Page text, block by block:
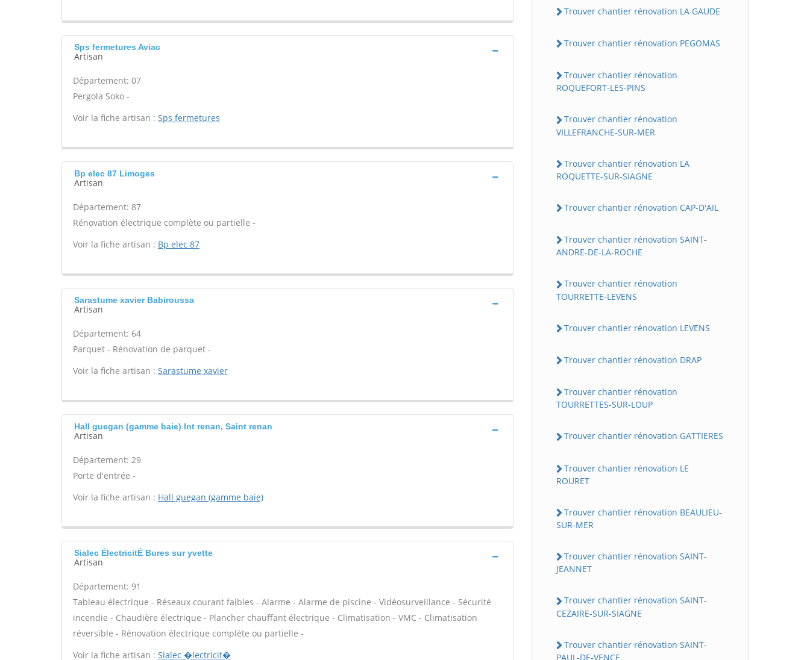
Sps fermetures Aviac
Artisan
Département: 07
Pergola Soko -
Voir la fiche artisan : Sps fermetures
Bp elec 87 Limoges
Artisan
Département: 87
Rénovation électrique complète ou partielle -
Voir la fiche artisan : Bp elec 87
Sarastume xavier Babiroussa
Artisan
Département: 64
Parquet - Rénovation de parquet -
Voir la fiche artisan : Sarastume xavier
Hall guegan (gamme baie) Int renan, Saint renan
Artisan
Département: 29
Porte d'entrée -
Voir la fiche artisan : Hall guegan (gamme baie)
Sialec ÉlectricitÉ Bures sur yvette
Artisan
Département: 91
Tableau électrique - Réseaux courant faibles - Alarme - Alarme de piscine - Vidéosurveillance - Sécurité
incendie - Chaudière électrique - Plancher chauffant électrique - Climatisation - VMC - Climatisation
réversible - Rénovation électrique complète ou partielle -
Voir la fiche artisan : Sialec �lectricit�
Trouver chantier rénovation LA GAUDE
Trouver chantier rénovation PEGOMAS
Trouver chantier rénovation
ROQUEFORT-LES-PINS
Trouver chantier rénovation
VILLEFRANCHE-SUR-MER
Trouver chantier rénovation LA
ROQUETTE-SUR-SIAGNE
Trouver chantier rénovation CAP-D'AIL
Trouver chantier rénovation SAINT-
ANDRE-DE-LA-ROCHE
Trouver chantier rénovation
TOURRETTE-LEVENS
Trouver chantier rénovation LEVENS
Trouver chantier rénovation DRAP
Trouver chantier rénovation
TOURRETTES-SUR-LOUP
Trouver chantier rénovation GATTIERES
Trouver chantier rénovation LE
ROURET
Trouver chantier rénovation BEAULIEU-
SUR-MER
Trouver chantier rénovation SAINT-
JEANNET
Trouver chantier rénovation SAINT-
CEZAIRE-SUR-SIAGNE
Trouver chantier rénovation SAINT-
PAUL-DE-VENCE